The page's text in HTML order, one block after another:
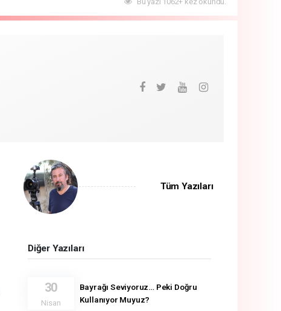
Tüm Yazıları
Diğer Yazıları
30
Nisan
Bayrağı Seviyoruz… Peki Doğru
Kullanıyor Muyuz?